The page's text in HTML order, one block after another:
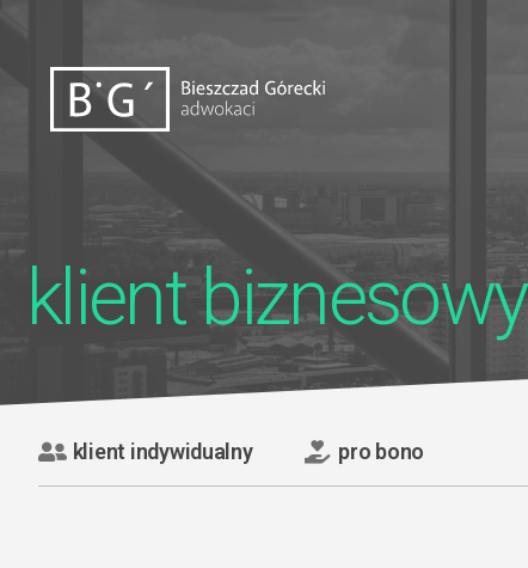
klient biznesowy
klient indywidualny pro bono